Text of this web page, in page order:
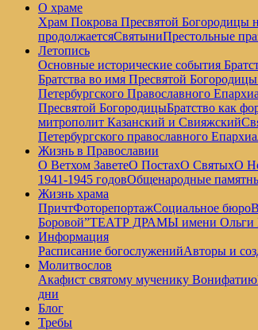
О храме
Храм Покрова Пресвятой Богородицы
продолжаетсяСвятыниПрестольные
Летопись
Основные исторические события
Братства во имя Пресвятой
Петербургского Православного
Пресвятой БогородицыБратство как
митрополит Казанский и Свияжский
Петербургского православного
Жизнь в Православии
О Ветхом ЗаветеО ПостахО СвятыхО
1941-1945 годовОбщенародные
Жизнь храма
ПричтФоторепортажСоциальное бюро
Боровой”ТЕАТР ДРАМЫ имени Ольги
Информация
Расписание богослуженийАвторы и
Молитвослов
Акафист святому мученику Вонифатию
дни
Блог
Требы